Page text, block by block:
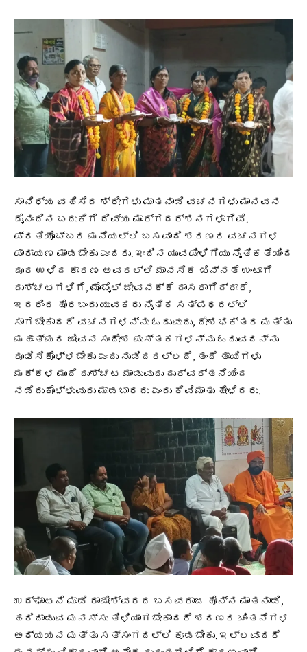
ಸಾನಿಧ್ಯ ವಹಿಸಿದ ಶ್ರೀಗಳು ಮಾತನಾಡಿ ವಚನಗಳು ಮಾನವನ
ದೈನಂದಿನ ಬದುಕಿಗೆ ದಿವ್ಯ ಮಾರ್ಗದರ್ಶನಗಳಾಗಿವೆ.
ಪ್ರತಿಯೊಬ್ಬರ ಮನೆಯಲ್ಲಿ ಬಸವಾದಿ ಶರಣರ ವಚನಗಳ
ಪಾರಾಯಣ ಮಾಡಬೇಕು ಎಂದರು. ಇಂದಿನ ಯುವಪೀಳಿಗೆಯು ನೈತಿಕತೆಯಿಂದ
ದೂರ ಉಳಿದ ಕಾರಣ ಅವರಲ್ಲಿ ಮಾನಸಿಕ ಖಿನ್ನತೆ ಉಂಟಾಗಿ
ದುಶ್ಚಟಗಳಿಗೆ, ಮೊಬೈಲ್ ಜೀವನಕ್ಕೆ ದಾಸರಾಗಿದ್ದಾರೆ,
ಇದರಿಂದ ಹೊರಬಂದು ಯುವಕರು ನೈತಿಕ ಸತ್ಪಥದಲ್ಲಿ
ಸಾಗಬೇಕಾದರೆ ವಚನಗಳನ್ನು ಓದುವುದು, ದೇಶಭಕ್ತರ ಮತ್ತು
ಮಹಾತ್ಮರ ಜೀವನ ಸಂದೇಶ ಪುಸ್ತಕಗಳನ್ನು ಓದುವದನ್ನು
ರೂಢಿಸಿಕೊಳ್ಳಬೇಕು ಎಂದು ನುಡಿದರಲ್ಲದೆ, ತಂದೆ ತಾಯಿಗಳು
ಮಕ್ಕಳ ಮುಂದೆ ದುಶ್ಚಟ ಮಾಡುವುದು ದುರ್ವರ್ತನೆಯಿಂದ
ನಡೆದುಕೊಳ್ಳುವುದು ಮಾಡಬಾರದು ಎಂದು ಕಿವಿಮಾತು ಹೇಳಿದರು.
ಉದ್ಘಾಟನೆ ಮಾಡಿ ರಾಜೇಶ್ವರದ ಬಸವರಾಜ ಹೊನ್ನ ಮಾತನಾಡಿ,
ಹರಿದಾಡುವ ಮನಸ್ಸು ತಿಳಿಯಾಗಬೇಕಾದರೆ ಶರಣರ ಚಿಂತನೆಗಳ
ಅಧ್ಯಯನ ಮತ್ತು ಸತ್ಸಂಗದಲ್ಲಿ ಕೂಡಬೇಕು. ಇಲ್ಲವಾದರೆ